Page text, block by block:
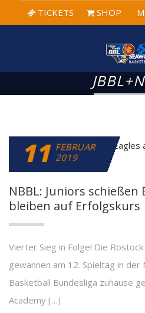
TICKETS SHOP
11 FEBRUAR
2019
NBBL: Juniors schießen
bleiben auf Erfolgskurs
Vierter Sieg in Folge! Die
gewannen am 12. Spieltag in der
Basketball Bundesliga zuhause
Academy […]